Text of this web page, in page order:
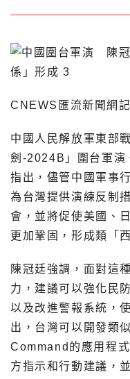
CNEWS匯流新聞網
中國人民解放軍東部
劍-2024B」圍台軍演
指出，儘管中國軍事
為台灣提供演練反制
會，並將促使美國、
更加鞏固，形成類「
陳冠廷強調，面對這
力，建議可以強化民
以及改進警報系統，
出，台灣可以開發類
Command的應用程
方指示和行動建議，